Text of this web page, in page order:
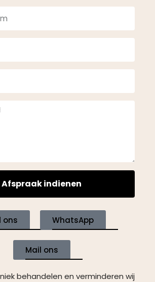
Afspraak indienen
ons WhatsApp
Mail ons
behandelen en verminderen wij